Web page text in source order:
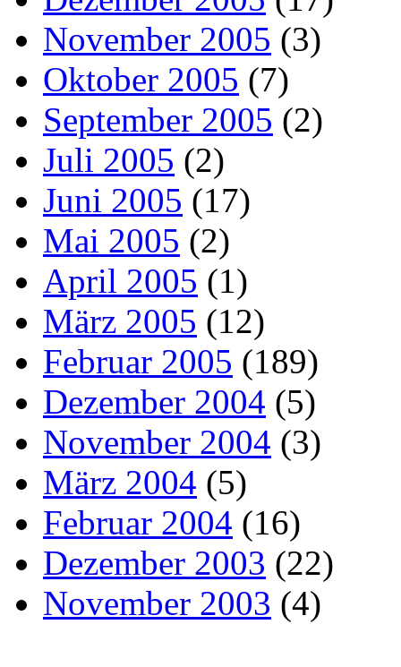
November 2005 (3)
Oktober 2005 (7)
September 2005 (2)
Juli 2005 (2)
Juni 2005 (17)
Mai 2005 (2)
April 2005 (1)
März 2005 (12)
Februar 2005 (189)
Dezember 2004 (5)
November 2004 (3)
März 2004 (5)
Februar 2004 (16)
Dezember 2003 (22)
November 2003 (4)